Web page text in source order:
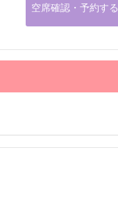
空席確認・予約する